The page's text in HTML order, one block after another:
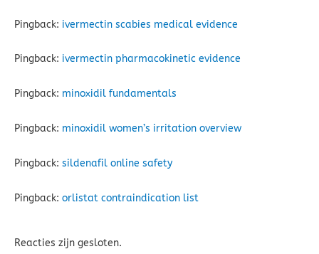
Pingback: ivermectin scabies medical evidence
Pingback: ivermectin pharmacokinetic evidence
Pingback: minoxidil fundamentals
Pingback: minoxidil women’s irritation overview
Pingback: sildenafil online safety
Pingback: orlistat contraindication list
Reacties zijn gesloten.